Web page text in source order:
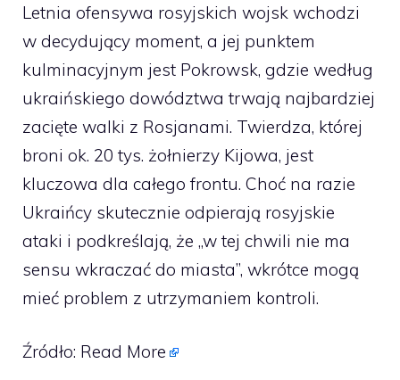
Letnia ofensywa rosyjskich wojsk wchodzi
w decydujący moment, a jej punktem
kulminacyjnym jest Pokrowsk, gdzie według
ukraińskiego dowództwa trwają najbardziej
zacięte walki z Rosjanami. Twierdza, której
broni ok. 20 tys. żołnierzy Kijowa, jest
kluczowa dla całego frontu. Choć na razie
Ukraińcy skutecznie odpierają rosyjskie
ataki i podkreślają, że „w tej chwili nie ma
sensu wkraczać do miasta”, wkrótce mogą
mieć problem z utrzymaniem kontroli.
Źródło: Read More